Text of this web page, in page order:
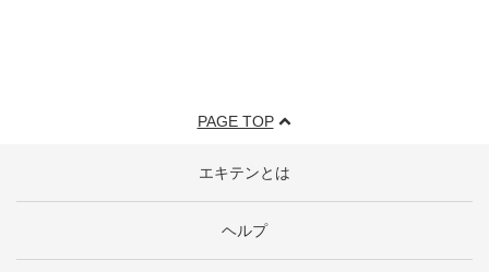
PAGE TOP
エキテンとは
ヘルプ